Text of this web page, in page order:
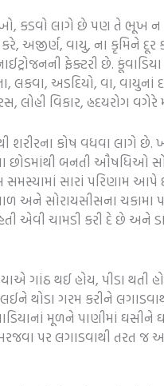
કડવો લાગે છે પણ તે ભૂખ
અજીર્ણ, વાયુ, ના કૃમિને દૂર
ફેક્ટરી છે.
લકવા, અડદિયો, વા, વાયુનાં
લોહી વિકાર, હ્રદયરોગ વગેરે
શરીરના કોષ વધવા લાગે છે.
છોડમાંથી બનતી ઔષધિઓ
સમસ્યામાં સારાં પરિણામ આપે
અને સોરાયસીસના ચકામા
એવી ચામડી કરી દે છે અને
ગાંઠ થઈ હોય, પીડા થતી
થોડા ગરમ કરીને
મૂળને પાણીમાં ઘસીને
પર લગાડવાથી તરત જ